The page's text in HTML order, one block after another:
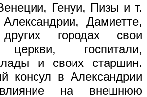
Генуи, Пизы и т.
Дамиетте,
городах свои
церкви, госпитали,
и своих старшин.
консул в Александрии
на внешнюю